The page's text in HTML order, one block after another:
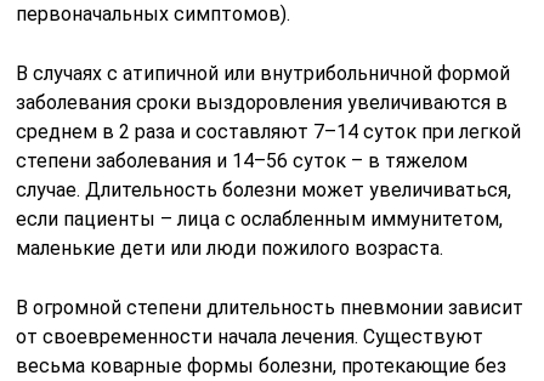
первоначальных симптомов).
В случаях с атипичной или внутрибольничной формой
заболевания сроки выздоровления увеличиваются в
среднем в 2 раза и составляют 7–14 суток при легкой
степени заболевания и 14–56 суток – в тяжелом
случае. Длительность болезни может увеличиваться,
если пациенты – лица с ослабленным иммунитетом,
маленькие дети или люди пожилого возраста.
В огромной степени длительность пневмонии зависит
от своевременности начала лечения. Существуют
весьма коварные формы болезни, протекающие без